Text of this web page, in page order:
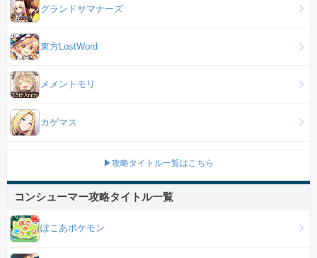
グランドサマナーズ
東方LostWord
メメントモリ
カゲマス
▶攻略タイトル一覧はこちら
コンシューマー攻略タイトル一覧
ぽこあポケモン